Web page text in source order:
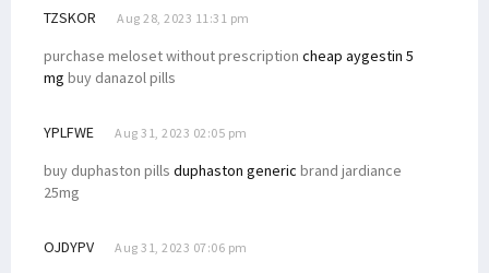
TZSKOR Aug 28, 2023 11:31 pm
purchase meloset without prescription cheap aygestin 5
mg buy danazol pills
YPLFWE Aug 31, 2023 02:05 pm
buy duphaston pills duphaston generic brand jardiance
25mg
OJDYPV Aug 31, 2023 07:06 pm